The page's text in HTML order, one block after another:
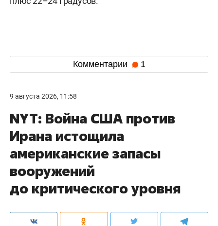
Комментарии 1
9 августа 2026, 11:58
NYT: Война США против
Ирана истощила
американские запасы
вооружений
до критического уровня